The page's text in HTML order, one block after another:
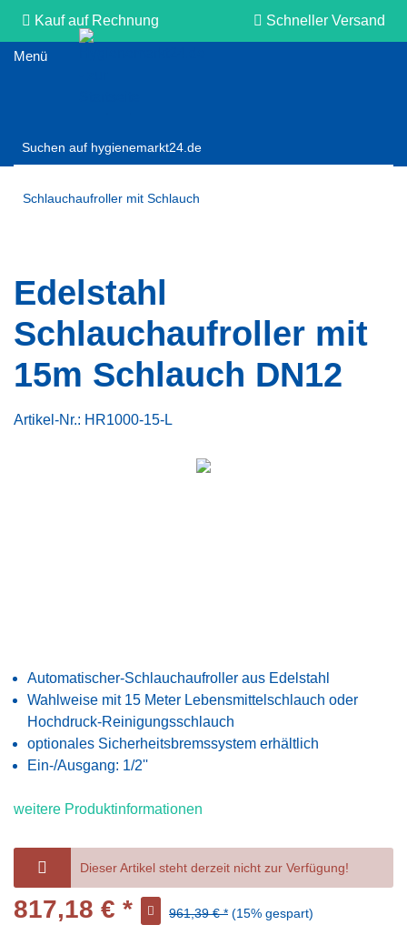
Kauf auf Rechnung Schneller Versand
Schlauchaufroller mit Schlauch
Edelstahl
Schlauchaufroller mit
15m Schlauch DN12
Artikel-Nr.: HR1000-15-L
Automatischer-Schlauchaufroller aus Edelstahl
Wahlweise mit 15 Meter Lebensmittelschlauch oder
Hochdruck-Reinigungsschlauch
optionales Sicherheitsbremssystem erhältlich
Ein-/Ausgang: 1/2''
weitere Produktinformationen
Dieser Artikel steht derzeit nicht zur Verfügung!
817,18 € * 961,39 € * (15% gespart)